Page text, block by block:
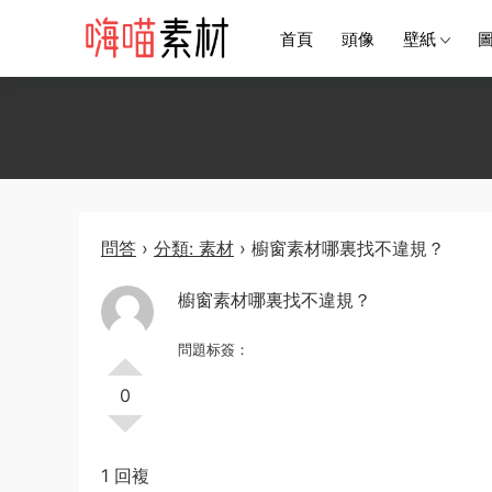
首頁 頭像 壁紙
問答 › 分類: 素材 › 櫥窗素材哪裏找不違規？
0
櫥窗素材哪裏找不違規？
問題标簽：
1 回複